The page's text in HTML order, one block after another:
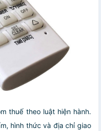
thuế theo luật hiện hành.
hình thức và địa chỉ giao